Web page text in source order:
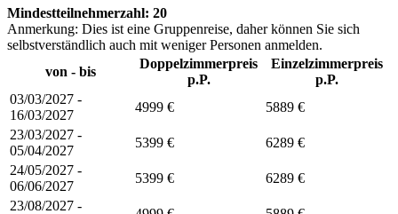
Mindestteilnehmerzahl: 20
Anmerkung: Dies ist eine Gruppenreise, daher können Sie sich
selbstverständlich auch mit weniger Personen anmelden.
von - bis
Doppelzimmerpreis
p.P.
Einzelzimmerpreis
p.P.
03/03/2027 -
16/03/2027
4999 €
5889 €
23/03/2027 -
05/04/2027
5399 €
6289 €
24/05/2027 -
06/06/2027
5399 €
6289 €
23/08/2027 -